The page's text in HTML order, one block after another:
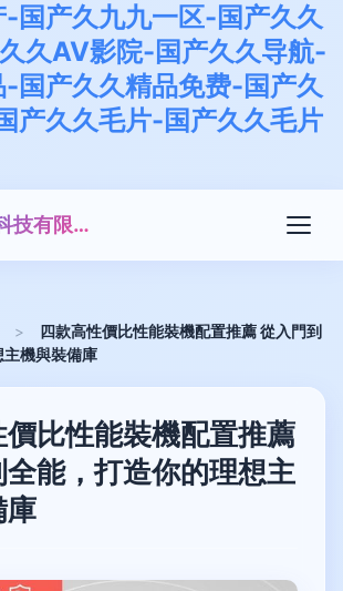
-国产久九九一区-国产久久
久AV影院-国产久久导航-
-国产久久精品免费-国产久
产久久毛片-国产久久毛片
重慶潤宏頻風科技有限公司
>
四款高性價比性能裝機配置推薦 從入門到
機與裝備庫
價比性能裝機配置推薦
能，打造你的理想主
庫